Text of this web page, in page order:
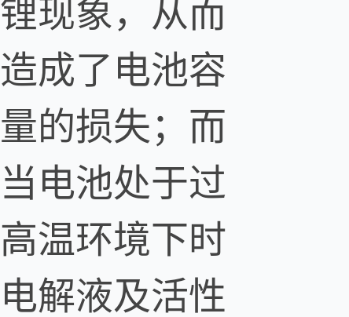
锂现象，从而
造成了电池容
量的损失；而
当电池处于过
高温环境下时
电解液及活性